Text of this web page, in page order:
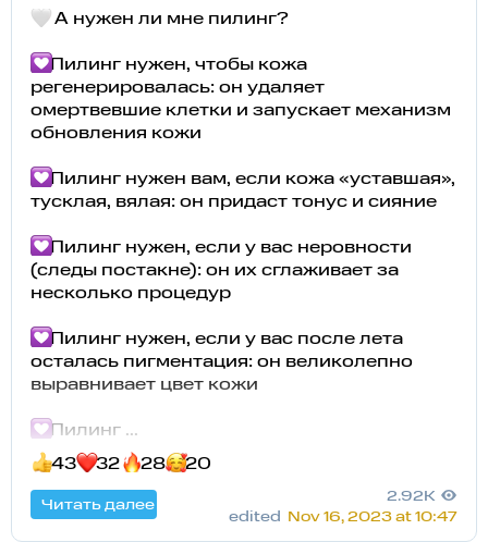
А нужен ли мне пилинг?
Пилинг нужен, чтобы кожа
регенерировалась: он удаляет
омертвевшие клетки и запускает механизм
обновления кожи
Пилинг нужен вам, если кожа «уставшая»,
тусклая, вялая: он придаст тонус и сияние
Пилинг нужен, если у вас неровности
(следы постакне): он их сглаживает за
несколько процедур
Пилинг нужен, если у вас после лета
осталась пигментация: он великолепно
выравнивает цвет кожи
Пилинг ...
43
32 28 20
Читать далее
2.92K
edited
Nov 16, 2023 at 10:47